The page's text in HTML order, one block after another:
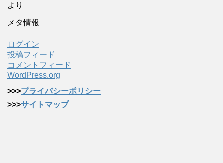
より
メタ情報
ログイン
投稿フィード
コメントフィード
WordPress.org
>>>プライバシーポリシー
>>>サイトマップ